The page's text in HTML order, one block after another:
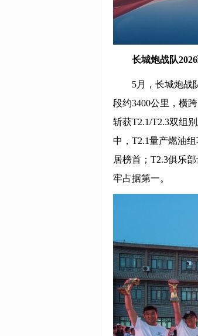
长城炮战队
5月，长城炮战
段约3400公里，横
斩获T2.1/T2.3双组
中，T2.1量产燃油
居榜首；T2.3俱乐
牢占据第一。